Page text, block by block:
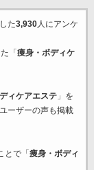
た3,930人にアンケ
「 痩身・ボディケ
ィケアエステ」を
ーザーの声も掲載
とで「 痩身・ボディ